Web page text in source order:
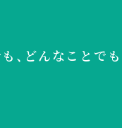
、どんなことでも